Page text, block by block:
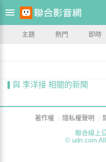
主題 熱門 即時
與 李洋接 相關的新聞
著作權 隱私權聲明
聯合線上
© udn.com